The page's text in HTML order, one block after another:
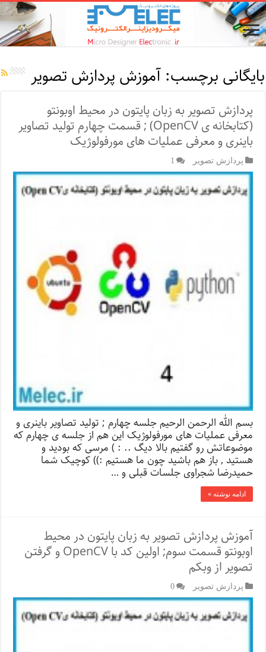
بایگانی برچسب:آموزش پردازش تصویر
پردازش تصویر به زبان پایتون در محیط اوبونتو
(کتابخانه ی OpenCV) ; قسمت چهارم تولید تصاویر
باینری و معرفی عملیات های مورفولوژیک
پردازش تصویر 1
بسم الله الرحمن الرحیم جلسه چهارم ; تولید تصاویر باینری و
معرفی عملیات های مورفولوژیک این هم از جلسه ی چهارم که
موضوعاتش رو گفتیم بالا دیگ .. : ) مرسی که بودید و
هستید , باز هم باشید چون ما هستیم :‌)) کوچیک شما
حمیدرضا شجراوی جلسات قبلی و …
ادامه نوشته »
آموزش پردازش تصویر به زبان پایتون در محیط
اوبونتو قسمت سوم; اولین کد با OpenCV و گرفتن
تصویر از وبکم
پردازش تصویر 0